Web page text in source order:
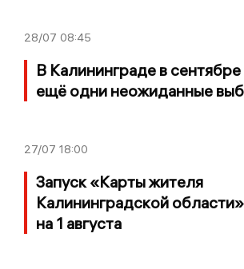
28/07 08:45
В Калининграде в
ещё одни неожиданные
27/07 18:00
Запуск «Карты жителя
Калининградской
на 1 августа